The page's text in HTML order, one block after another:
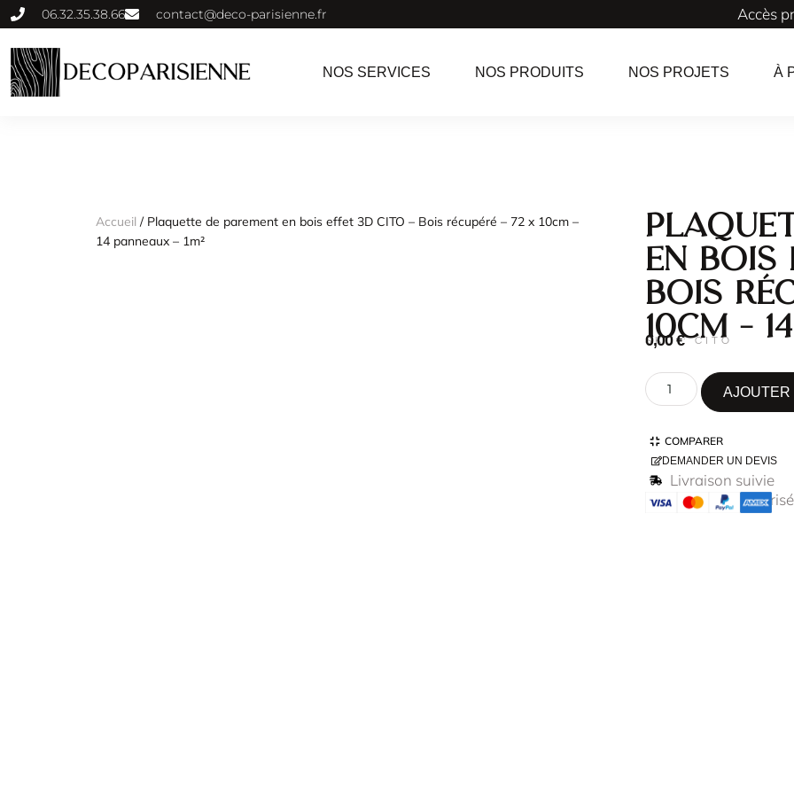
06.32.35.38.66 contact@deco-parisienne.fr Accès
NOS SERVICES NOS PRODUITS NOS PROJETS À
Accueil / Plaquette de parement en bois effet 3D CITO – Bois récupéré – 72 x 10cm –
14 panneaux – 1m²
en bois
Bois
10cm –
SKU : CITO
0,00€
AJOUTER
COMPARER
DEMANDER UN DEVIS
Livraison suivie
Paiement